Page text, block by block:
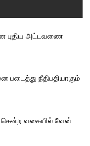
புதிய அட்டவணை
நீதிபதியாகும்
சென்ற வகையில் வேன்